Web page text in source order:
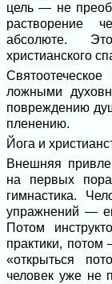
цель — не
растворение
абсолюте.
христианского
ложными
повреждению
пленению.
Йога и
Внешняя
на первых
гимнастика.
упражнений —
Потом
практики,
«открыться
человек уже не